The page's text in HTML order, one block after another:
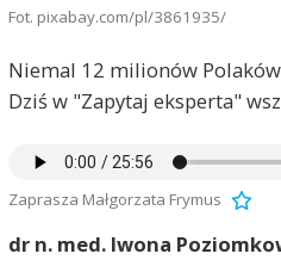
Fot. pixabay.com/pl/3861935/
Niemal 12 milionów
Dziś w "Zapytaj eksperta"
Zaprasza Małgorzata Frymus
dr n. med. Iwona